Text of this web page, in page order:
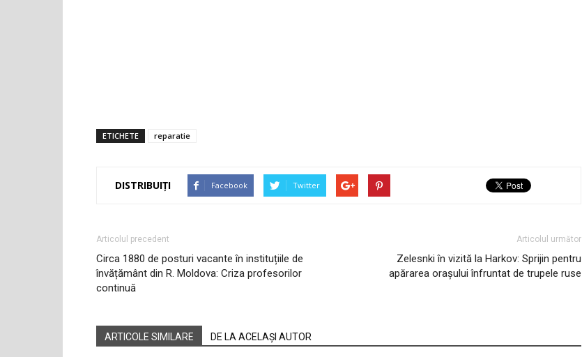
ETICHETE reparatie
DISTRIBUIȚI Facebook Twitter
Articolul precedent
Circa 1880 de posturi vacante în instituțiile de
învățământ din R. Moldova: Criza profesorilor
continuă
Articolul următor
Zelesnki în vizită la Harkov: Sprijin pentru
apărarea orașului înfruntat de trupele ruse
ARTICOLE SIMILARE DE LA ACELAȘI AUTOR